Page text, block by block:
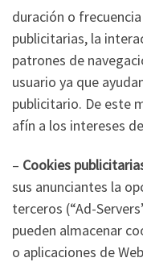
duración o
publicitarias, la
patrones de
usuario ya que
publicitario. De este
afín a los intereses
– Cookies
sus anunciantes la
terceros (“Ad-
pueden almacenar
o aplicaciones de